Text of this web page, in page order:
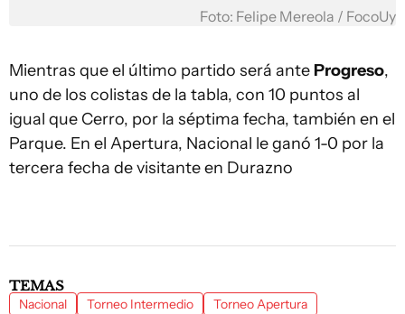
Foto: Felipe Mereola / FocoUy
Mientras que el último partido será ante Progreso,
uno de los colistas de la tabla, con 10 puntos al
igual que Cerro, por la séptima fecha, también en el
Parque. En el Apertura, Nacional le ganó 1-0 por la
tercera fecha de visitante en Durazno
TEMAS
Nacional Torneo Intermedio Torneo Apertura